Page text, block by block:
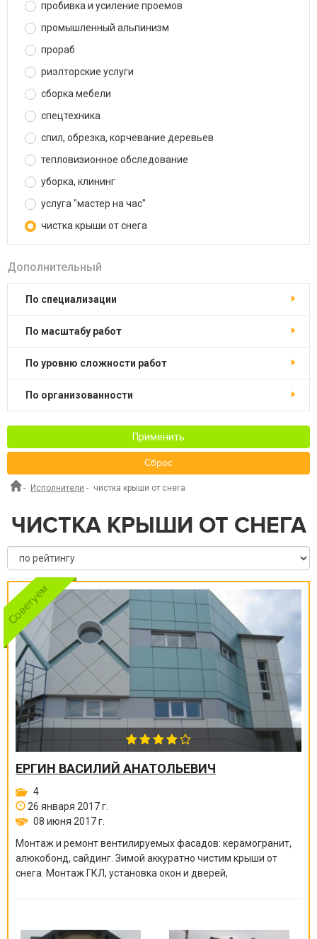
пробивка и усиление проемов
промышленный альпинизм
прораб
риэлторские услуги
сборка мебели
спецтехника
спил, обрезка, корчевание деревьев
тепловизионное обследование
уборка, клининг
услуга "мастер на час"
чистка крыши от снега
Дополнительный
по специализации
по масштабу работ
по уровню сложности работ
по организованности
Применить
Сброс
- Исполнители - чистка крыши от снега
ЧИСТКА КРЫШИ ОТ СНЕГА
ЕРГИН ВАСИЛИЙ АНАТОЛЬЕВИЧ
4
26 января 2017 г.
08 июня 2017 г.
Монтаж и ремонт вентилируемых фасадов: керамогранит,
алюкобонд, сайдинг. Зимой аккуратно чистим крыши от
снега. Монтаж ГКЛ, установка окон и дверей,
работы.